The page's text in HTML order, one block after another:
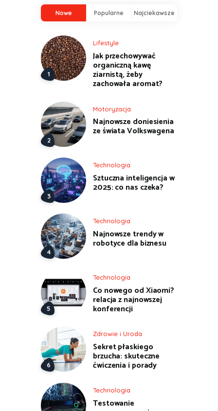
Nowe Popularne Najciekawsze
Lifestyle
Jak przechowywać
organiczną kawę
ziarnistą, żeby
zachowała aromat?
Motoryzacja
Najnowsze doniesienia
ze świata Volkswagena
Technologia
Sztuczna inteligencja w
2025: co nas czeka?
Technologia
Najnowsze trendy w
robotyce dla biznesu
Technologia
Co nowego od Xiaomi?
relacja z najnowszej
konferencji
Zdrowie i Uroda
Sekret płaskiego
brzucha: skuteczne
ćwiczenia i porady
Technologia
Testowanie